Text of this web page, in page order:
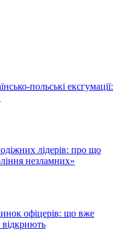
польські ексгумації:
лідерів: про що
незламних»
офіцерів: що вже